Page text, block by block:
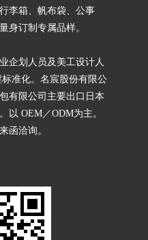
李箱、帆布袋、公事
身订制专属品样。
企划人员及美工设计人
准化。名宸股份有限公
有限公司主要出口日本
以 OEM／ODM为主。
函洽询。